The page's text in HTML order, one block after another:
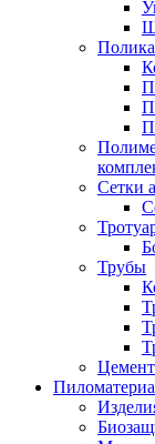
Сетки
Трубы
Цемент